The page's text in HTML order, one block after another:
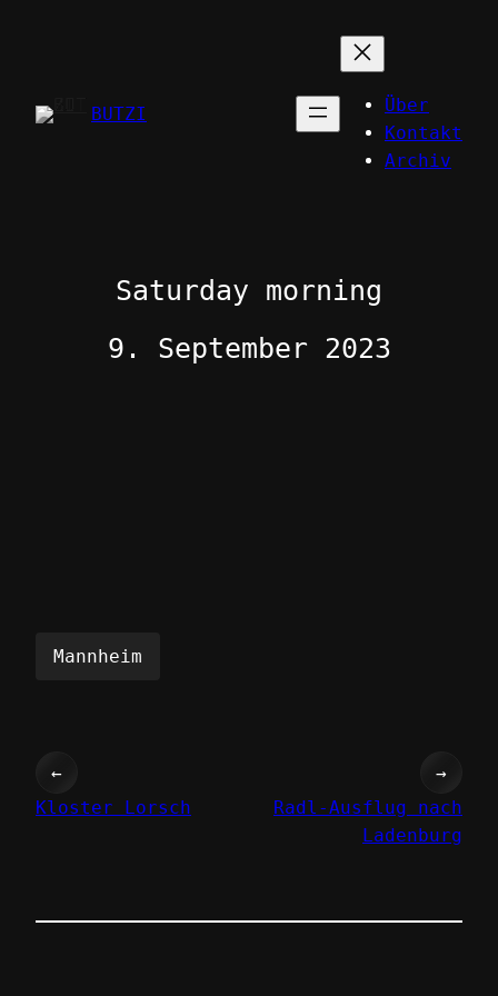
BUTZI
Über
Kontakt
Archiv
Saturday morning
9. September 2023
Mannheim
←
Kloster Lorsch
Radl-Ausflug nach
Ladenburg
→